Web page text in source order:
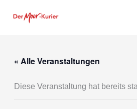
Inhalt
« Alle Veranstaltungen
Diese Veranstaltung hat bereits